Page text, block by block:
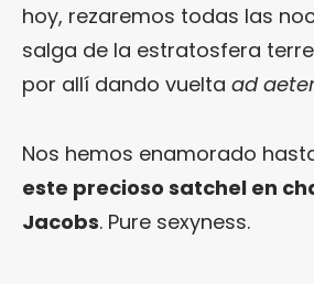
hoy, rezaremos todas las
salga de la estratosfera
por allí dando vuelta ad
Nos hemos enamorado
este precioso satchel en
Jacobs. Pure sexyness.